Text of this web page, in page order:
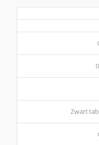
Zwart